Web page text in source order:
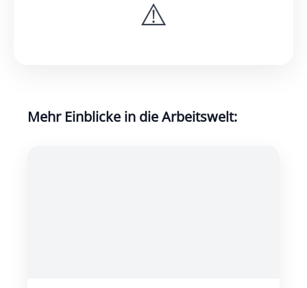
Mehr Einblicke in die Arbeitswelt: